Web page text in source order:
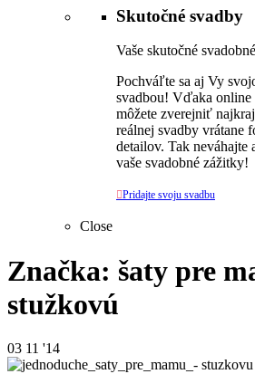
Skutočné svadby
Vaše skutočné
Pochváľte sa aj Vy
svadbou! Vďaka online
môžete zverejniť
reálnej svadby vrátane
detailov. Tak neváhajte
vaše svadobné zážitky!
Pridajte svoju svadbu
Close
Značka: šaty pre
stužkovú
03 11 '14